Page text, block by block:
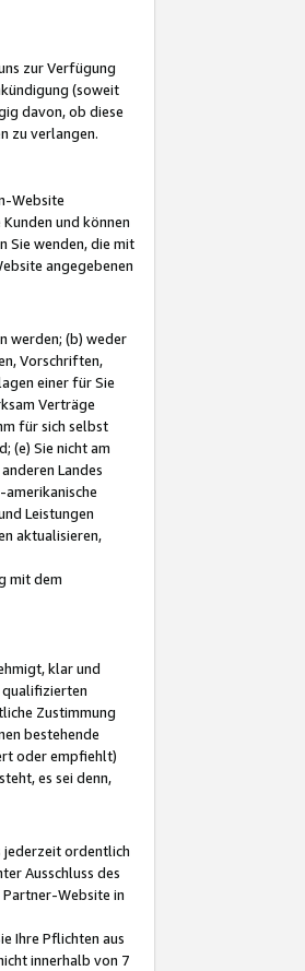
zur Verfügung
(soweit
davon, ob diese
zu verlangen.
Website
und können
Sie wenden, die mit
angegebenen
werden; (b) weder
Vorschriften,
einer für Sie
Verträge
für sich selbst
(e) Sie nicht am
Landes
Leistungen
aktualisieren,
mit dem
klar und
qualifizierten
Zustimmung
bestehende
oder empfiehlt)
es sei denn,
jederzeit ordentlich
Ausschluss des
Partner-Website in
Ihre Pflichten aus
innerhalb von 7